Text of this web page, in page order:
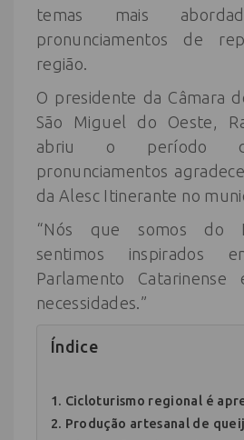
temas mais
pronunciamentos de
região.
O presidente da Câmara
São Miguel do Oeste,
abriu o período
pronunciamentos
da Alesc Itinerante no
“Nós que somos do
sentimos inspirados
Parlamento
necessidades.”
Índice
Cicloturismo regional é
Produção artesanal de